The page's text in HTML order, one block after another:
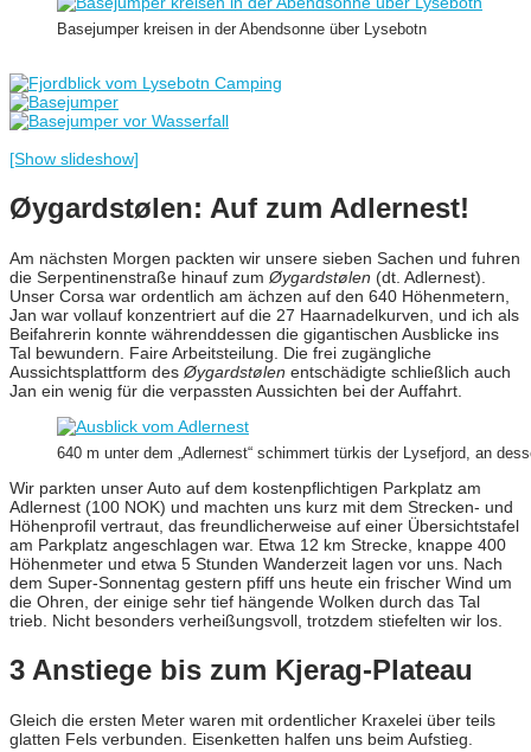
Basejumper kreisen in der Abendsonne über Lysebotn
[Show slideshow]
Øygardstølen: Auf zum Adlernest!
Am nächsten Morgen packten wir unsere sieben Sachen und fuhren
die Serpentinenstraße hinauf zum Øygardstølen (dt. Adlernest).
Unser Corsa war ordentlich am ächzen auf den 640 Höhenmetern,
Jan war vollauf konzentriert auf die 27 Haarnadelkurven, und ich als
Beifahrerin konnte währenddessen die gigantischen Ausblicke ins
Tal bewundern. Faire Arbeitsteilung. Die frei zugängliche
Aussichtsplattform des Øygardstølen entschädigte schließlich auch
Jan ein wenig für die verpassten Aussichten bei der Auffahrt.
640 m unter dem „Adlernest“ schimmert türkis der Lysefjord, an
Wir parkten unser Auto auf dem kostenpflichtigen Parkplatz am
Adlernest (100 NOK) und machten uns kurz mit dem Strecken- und
Höhenprofil vertraut, das freundlicherweise auf einer Übersichtstafel
am Parkplatz angeschlagen war. Etwa 12 km Strecke, knappe 400
Höhenmeter und etwa 5 Stunden Wanderzeit lagen vor uns. Nach
dem Super-Sonnentag gestern pfiff uns heute ein frischer Wind um
die Ohren, der einige sehr tief hängende Wolken durch das Tal
trieb. Nicht besonders verheißungsvoll, trotzdem stiefelten wir los.
3 Anstiege bis zum Kjerag-Plateau
Gleich die ersten Meter waren mit ordentlicher Kraxelei über teils
glatten Fels verbunden. Eisenketten halfen uns beim Aufstieg.